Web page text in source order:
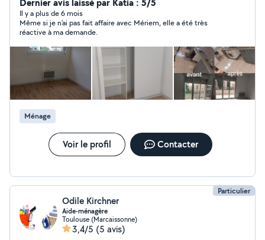
Il y a plus de 6 mois
Même si je n'ai pas fait affaire avec Mériem, elle a été très
réactive à ma demande.
Ménage
Voir le profil Contacter
Particulier
Odile Kirchner
Aide-ménagère
Toulouse (Marcaissonne)
3,4/5 (5 avis)